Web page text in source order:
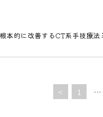
本的に改善するCT系手技療法
< 1 …